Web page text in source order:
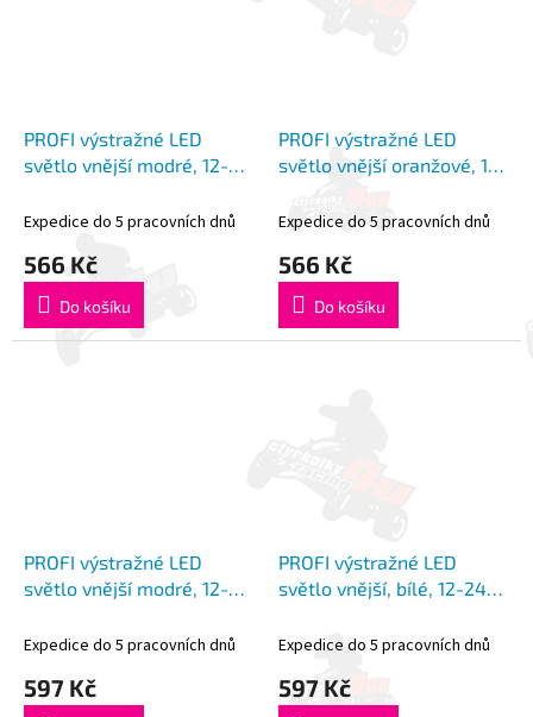
PROFI výstražné LED
světlo vnější modré, 12-
Expedice do 5 pracovních dnů
566 Kč
Do košíku
PROFI výstražné LED
světlo vnější oranžové, 12-
Expedice do 5 pracovních dnů
566 Kč
Do košíku
PROFI výstražné LED
světlo vnější modré, 12-
Expedice do 5 pracovních dnů
597 Kč
PROFI výstražné LED
světlo vnější, bílé, 12-24V,
Expedice do 5 pracovních dnů
597 Kč